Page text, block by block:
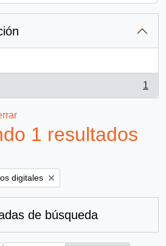
1
1 resultados
digitales
de búsqueda